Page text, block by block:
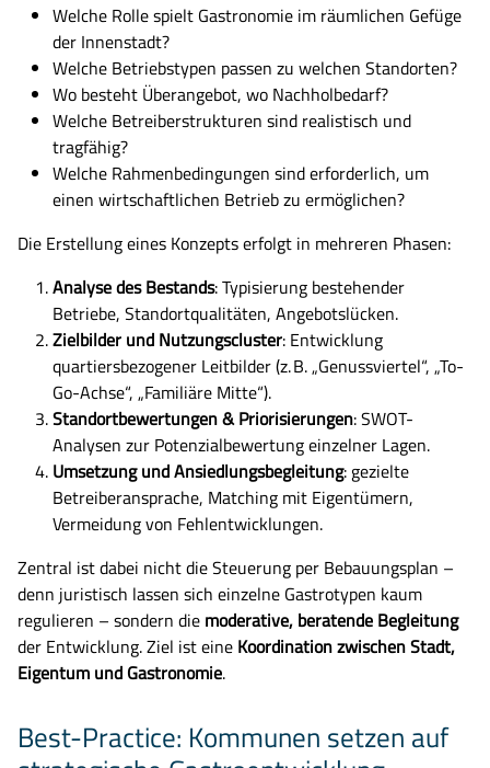
Welche Rolle spielt Gastronomie im räumlichen Gefüge
der Innenstadt?
Welche Betriebstypen passen zu welchen Standorten?
Wo besteht Überangebot, wo Nachholbedarf?
Welche Betreiberstrukturen sind realistisch und
tragfähig?
Welche Rahmenbedingungen sind erforderlich, um
einen wirtschaftlichen Betrieb zu ermöglichen?
Die Erstellung eines Konzepts erfolgt in mehreren Phasen:
Analyse des Bestands: Typisierung bestehender
Betriebe, Standortqualitäten, Angebotslücken.
Zielbilder und Nutzungscluster: Entwicklung
quartiersbezogener Leitbilder (z. B. „Genussviertel“, „To-
Go-Achse“, „Familiäre Mitte“).
Standortbewertungen & Priorisierungen: SWOT-
Analysen zur Potenzialbewertung einzelner Lagen.
Umsetzung und Ansiedlungsbegleitung: gezielte
Betreiberansprache, Matching mit Eigentümern,
Vermeidung von Fehlentwicklungen.
Zentral ist dabei nicht die Steuerung per Bebauungsplan –
denn juristisch lassen sich einzelne Gastrotypen kaum
regulieren – sondern die moderative, beratende Begleitung
der Entwicklung. Ziel ist eine Koordination zwischen Stadt,
Eigentum und Gastronomie.
Best-Practice: Kommunen setzen auf